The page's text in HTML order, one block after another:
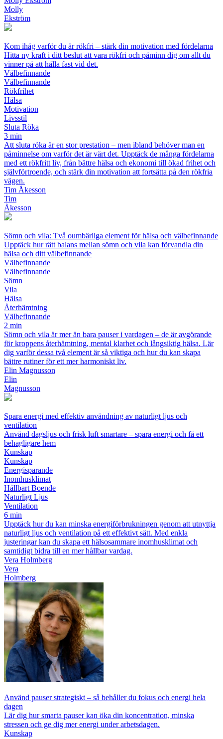
Molly
Ekström
Kom ihåg varför du är rökfri – stärk din motivation med fördelarna
Hitta ny kraft i ditt beslut att vara rökfri och påminn dig om allt du
vinner på att hålla fast vid det.
Välbefinnande
Välbefinnande
Rökfrihet
Hälsa
Motivation
Livsstil
Sluta Röka
3 min
Att sluta röka är en stor prestation – men ibland behöver man en
påminnelse om varför det är värt det. Upptäck de många fördelarna
med ett rökfritt liv, från bättre hälsa och ekonomi till ökad frihet och
självförtroende, och stärk din motivation att fortsätta på den rökfria
vägen.
Tim Åkesson
Tim
Åkesson
Sömn och vila: Två oumbärliga element för hälsa och välbefinnande
Upptäck hur rätt balans mellan sömn och vila kan förvandla din
hälsa och ditt välbefinnande
Välbefinnande
Välbefinnande
Sömn
Vila
Hälsa
Återhämtning
Välbefinnande
2 min
Sömn och vila är mer än bara pauser i vardagen – de är avgörande
för kroppens återhämtning, mental klarhet och långsiktig hälsa. Lär
dig varför dessa två element är så viktiga och hur du kan skapa
bättre rutiner för ett mer harmoniskt liv.
Elin Magnusson
Elin
Magnusson
Spara energi med effektiv användning av naturligt ljus och
ventilation
Använd dagsljus och frisk luft smartare – spara energi och få ett
behagligare hem
Kunskap
Kunskap
Energisparande
Inomhusklimat
Hållbart Boende
Naturligt Ljus
Ventilation
6 min
Upptäck hur du kan minska energiförbrukningen genom att utnyttja
naturligt ljus och ventilation på ett effektivt sätt. Med enkla
justeringar kan du skapa ett hälsosammare inomhusklimat och
samtidigt bidra till en mer hållbar vardag.
Vera Holmberg
Vera
Holmberg
Använd pauser strategiskt – så behåller du fokus och energi hela
dagen
Lär dig hur smarta pauser kan öka din koncentration, minska
stressen och ge dig mer energi under arbetsdagen.
Kunskap